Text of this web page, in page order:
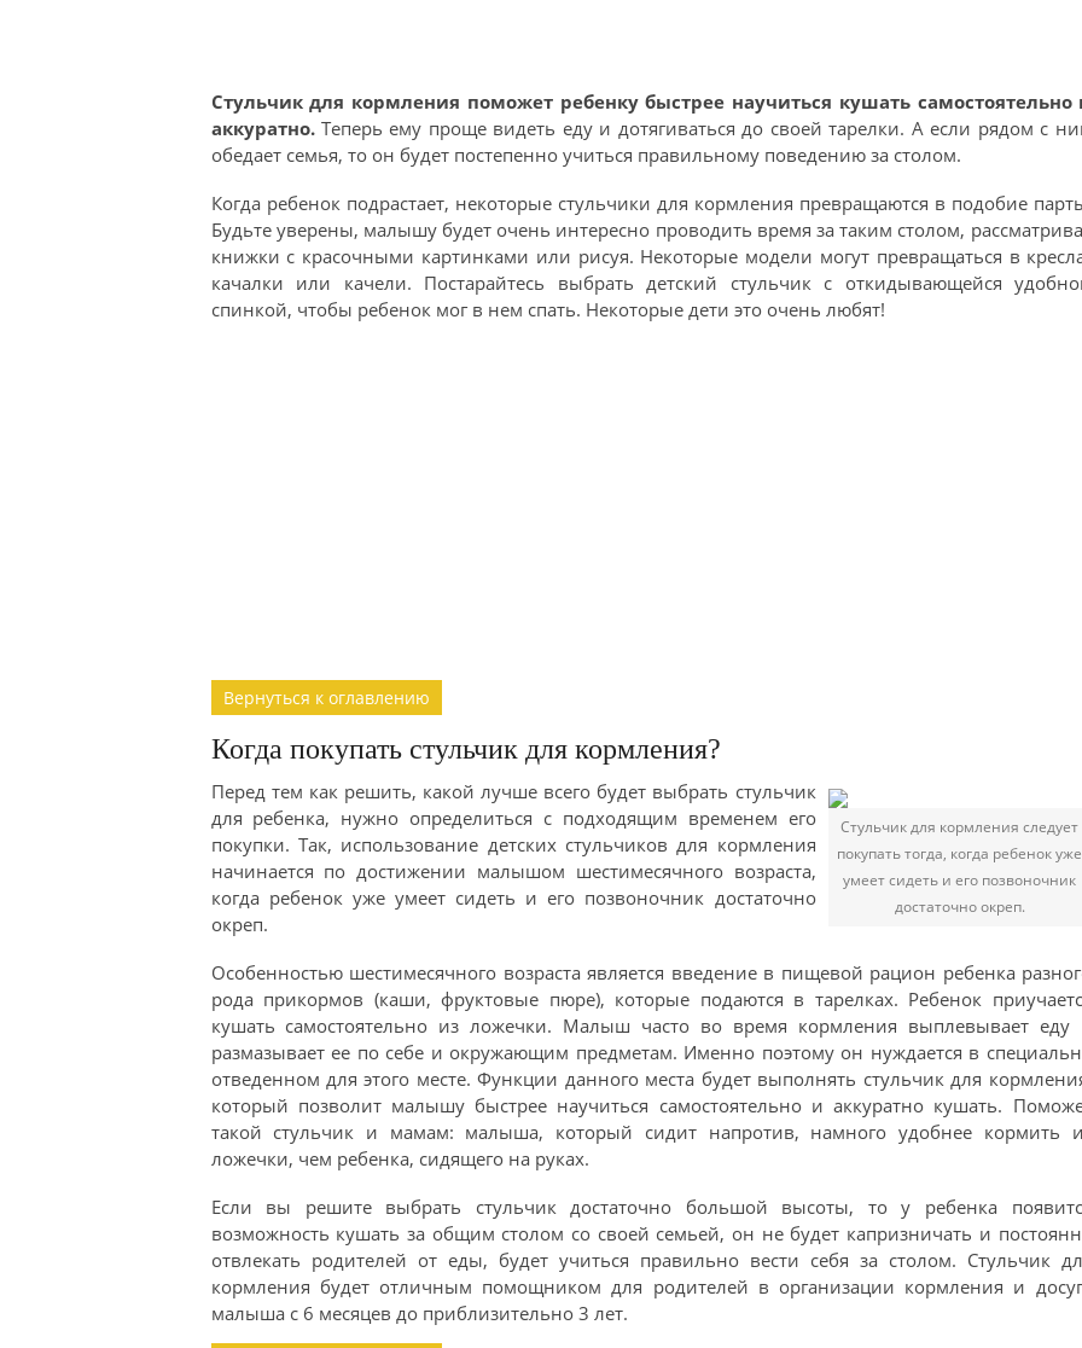
Стульчик для кормления поможет ребенку быстрее научиться кушать самостоятельно
аккуратно. Теперь ему проще видеть еду и дотягиваться до своей тарелки. А если рядом с
обедает семья, то он будет постепенно учиться правильному поведению за столом.
Когда ребенок подрастает, некоторые стульчики для кормления превращаются в подобие
Будьте уверены, малышу будет очень интересно проводить время за таким столом,
книжки с красочными картинками или рисуя. Некоторые модели могут превращаться в
качалки или качели. Постарайтесь выбрать детский стульчик с откидывающейся
спинкой, чтобы ребенок мог в нем спать. Некоторые дети это очень любят!
Вернуться к оглавлению
Когда покупать стульчик для кормления?
Стульчик для кормления следует
покупать тогда, когда ребенок уже
умеет сидеть и его позвоночник
достаточно окреп.
Перед тем как решить, какой лучше всего будет выбрать стульчик
для ребенка, нужно определиться с подходящим временем его
покупки. Так, использование детских стульчиков для кормления
начинается по достижении малышом шестимесячного возраста,
когда ребенок уже умеет сидеть и его позвоночник достаточно
окреп.
Особенностью шестимесячного возраста является введение в пищевой рацион ребенка
рода прикормов (каши, фруктовые пюре), которые подаются в тарелках. Ребенок
кушать самостоятельно из ложечки. Малыш часто во время кормления выплевывает еду
размазывает ее по себе и окружающим предметам. Именно поэтому он нуждается в
отведенном для этого месте. Функции данного места будет выполнять стульчик для
который позволит малышу быстрее научиться самостоятельно и аккуратно кушать.
такой стульчик и мамам: малыша, который сидит напротив, намного удобнее кормить
ложечки, чем ребенка, сидящего на руках.
Если вы решите выбрать стульчик достаточно большой высоты, то у ребенка
возможность кушать за общим столом со своей семьей, он не будет капризничать и
отвлекать родителей от еды, будет учиться правильно вести себя за столом. Стульчик
кормления будет отличным помощником для родителей в организации кормления и
малыша с 6 месяцев до приблизительно 3 лет.